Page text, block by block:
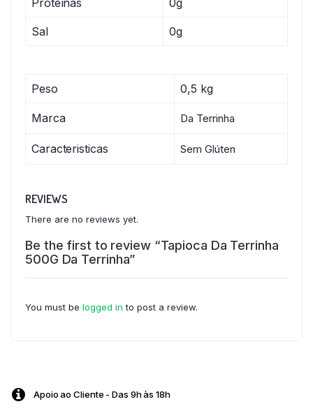
Proteínas 0g
Sal 0g
Peso 0,5 kg
Marca Da Terrinha
Caracteristicas Sem Glúten
REVIEWS
There are no reviews yet.
Be the first to review “Tapioca Da Terrinha
500G Da Terrinha”
You must be logged in to post a review.
Apoio ao Cliente - Das 9h às 18h